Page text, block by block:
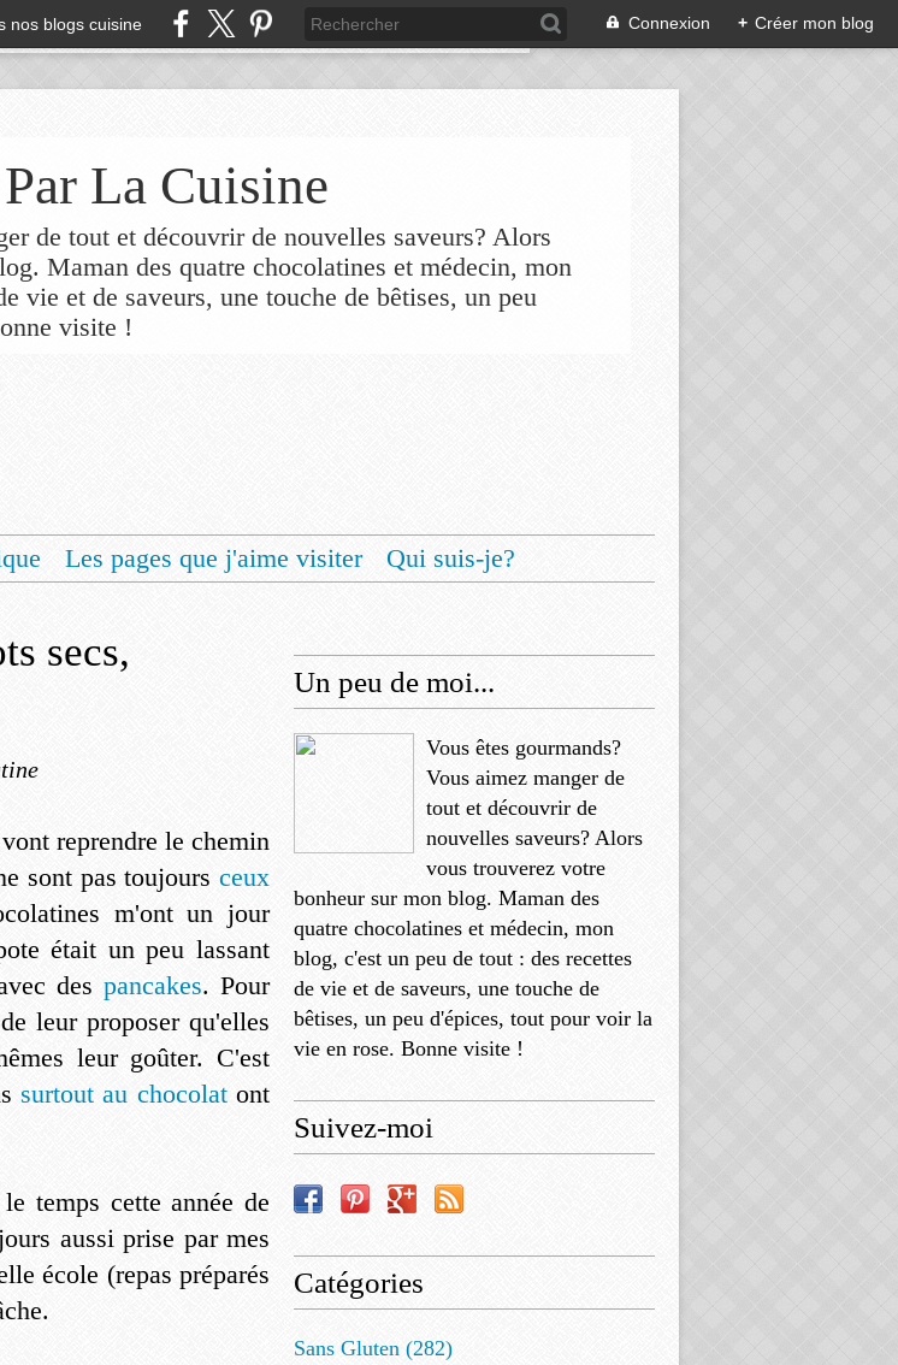
nos blogs cuisine Connexion + Créer mon blog
La Cuisine
de tout et découvrir de nouvelles saveurs? Alors
Maman des quatre chocolatines et médecin, mon
vie et de saveurs, une touche de bêtises, un peu
visite !
Les pages que j'aime visiter
Qui suis-je?
secs,
reprendre le chemin
sont pas toujours ceux
m'ont un jour
était un peu lassant
despancakes. Pour
leur proposer qu'elles
leur goûter. C'est
surtout au chocolatont
temps cette année de
aussi prise par mes
école (repas préparés
Un peu de moi...
Vous êtes gourmands?
Vous aimez manger de
tout et découvrir de
nouvelles saveurs? Alors
vous trouverez votre
bonheur sur mon blog. Maman des
quatre chocolatines et médecin, mon
blog, c'est un peu de tout : des recettes
de vie et de saveurs, une touche de
bêtises, un peu d'épices, tout pour voir la
vie en rose. Bonne visite !
Suivez-moi
Catégories
Sans Gluten (282)